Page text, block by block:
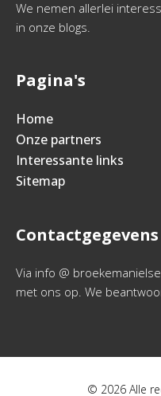
We nemen allerlei
in onze blogs.
Pagina's
Home
Onze partners
Interessante links
Sitemap
Contactgegevens
Via info @
met ons op. We
© 2026 Alle